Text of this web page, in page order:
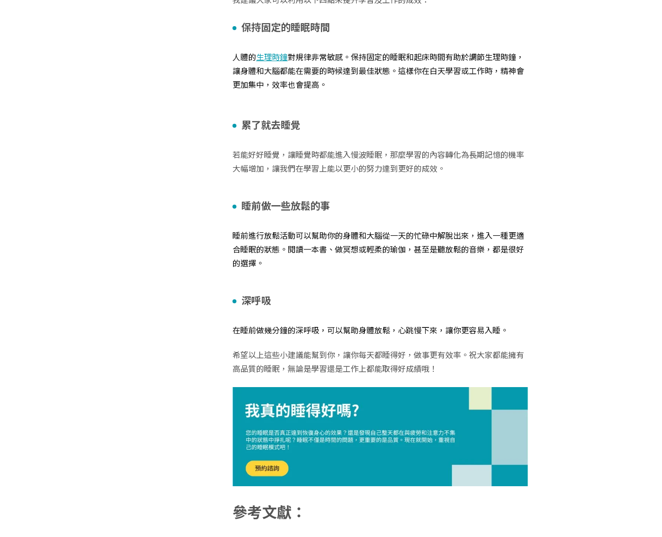
保持固定的睡眠時間
人體的生理時鐘對規律非常敏感。保持固定的睡眠和起床時間有助於調節生理時鐘，
讓身體和大腦都能在需要的時候達到最佳狀態。這樣你在白天學習或工作時，精神會
更加集中，效率也會提高。
累了就去睡覺
若能好好睡覺，讓睡覺時都能進入慢波睡眠，那麼學習的內容轉化為長期記憶的機率
大幅增加，讓我們在學習上能以更小的努力達到更好的成效。
睡前做一些放鬆的事
睡前進行放鬆活動可以幫助你的身體和大腦從一天的忙碌中解脫出來，進入一種更適
合睡眠的狀態。閱讀一本書、做冥想或輕柔的瑜伽，甚至是聽放鬆的音樂，都是很好
的選擇。
深呼吸
在睡前做幾分鐘的深呼吸，可以幫助身體放鬆，心跳慢下來，讓你更容易入睡。
希望以上這些小建議能幫到你，讓你每天都睡得好，做事更有效率。祝大家都能擁有
高品質的睡眠，無論是學習還是工作上都能取得好成績哦！
參考文獻：